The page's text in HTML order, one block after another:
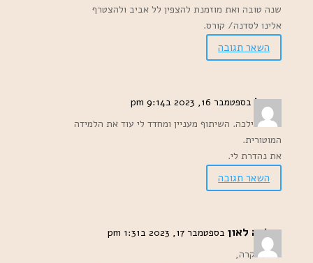
שנה טובה ואת מוזמנת להצפין לל אביב ולהצטרף
אלינו לסדנה/ קורס.
השאר תגובה
רויטל בספטמבר 16, 2023 ב9:14 pm
תודה מילכה. השיתוף מעניין ומחדד לי עוד את הלמידה
המוטורית.
את נהדרת לי.
השאר תגובה
מילכה לאון בספטמבר 17, 2023 ב1:31 pm
רויטל יקרה,